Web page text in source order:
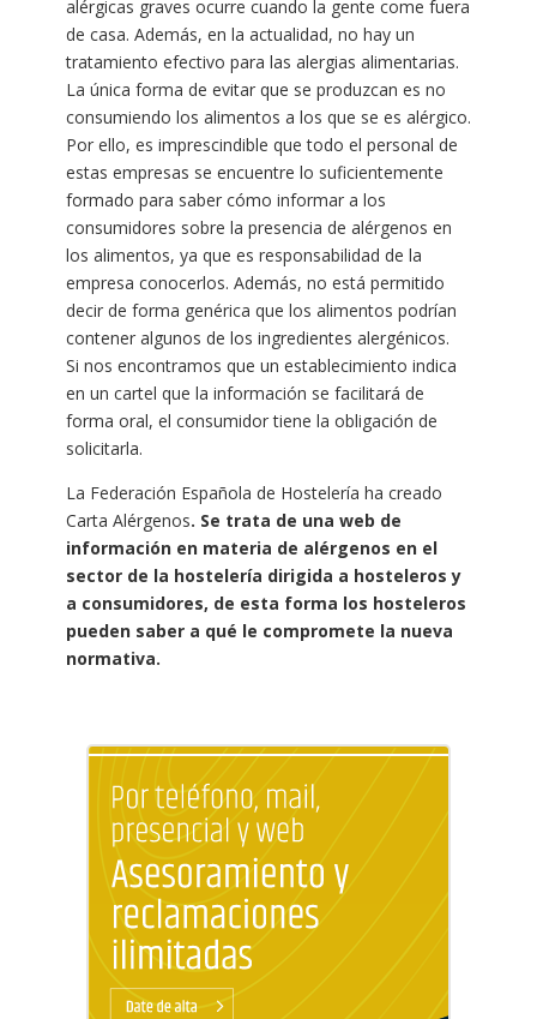
alérgicas graves ocurre cuando la gente come fuera
de casa. Además, en la actualidad, no hay un
tratamiento efectivo para las alergias alimentarias.
La única forma de evitar que se produzcan es no
consumiendo los alimentos a los que se es alérgico.
Por ello, es imprescindible que todo el personal de
estas empresas se encuentre lo suficientemente
formado para saber cómo informar a los
consumidores sobre la presencia de alérgenos en
los alimentos, ya que es responsabilidad de la
empresa conocerlos. Además, no está permitido
decir de forma genérica que los alimentos podrían
contener algunos de los ingredientes alergénicos.
Si nos encontramos que un establecimiento indica
en un cartel que la información se facilitará de
forma oral, el consumidor tiene la obligación de
solicitarla.
La Federación Española de Hostelería ha creado
Carta Alérgenos. Se trata de una web de
información en materia de alérgenos en el
sector de la hostelería dirigida a hosteleros y
a consumidores, de esta forma los hosteleros
pueden saber a qué le compromete la nueva
normativa.